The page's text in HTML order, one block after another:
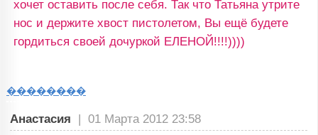
хочет оставить после себя. Так что Татьяна утрите
нос и держите хвост пистолетом, Вы ещё будете
гордиться своей дочуркой ЕЛЕНОЙ!!!!))))
��������
Анастасия | 01 Марта 2012 23:58